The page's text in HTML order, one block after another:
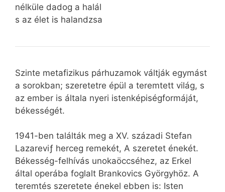
nélküle dadog a halál
s az élet is halandzsa
Szinte metafizikus párhuzamok váltják egymást
a sorokban; szeretetre épül a teremtett világ, s
az ember is általa nyeri istenképiségformáját,
békességét.
1941-ben találták meg a XV. századi Stefan
Lazareviƒ herceg remekét, A szeretet énekét.
Békesség-felhívás unokaöccséhez, az Erkel
által operába foglalt Brankovics Györgyhöz. A
teremtés szeretete énekel ebben is: Isten